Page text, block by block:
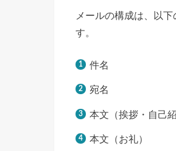
メールの構成は、以
す。
件名
宛名
本文（挨拶・自己紹
本文（お礼）